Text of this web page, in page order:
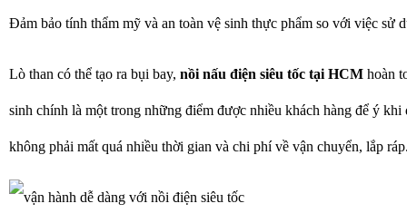
Đảm bảo tính thẩm mỹ và an toàn vệ sinh thực phẩm so với việc sử
Lò than có thể tạo ra bụi bay, nồi nấu điện siêu tốc tại HCM hoàn
sinh chính là một trong những điểm được nhiều khách hàng để ý
không phải mất quá nhiều thời gian và chi phí về vận chuyển, lắp